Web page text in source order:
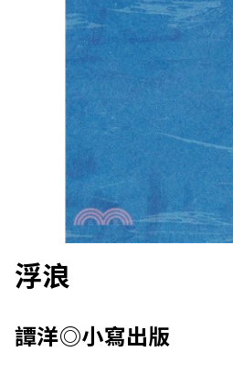
浮浪
譚洋◎小寫出版